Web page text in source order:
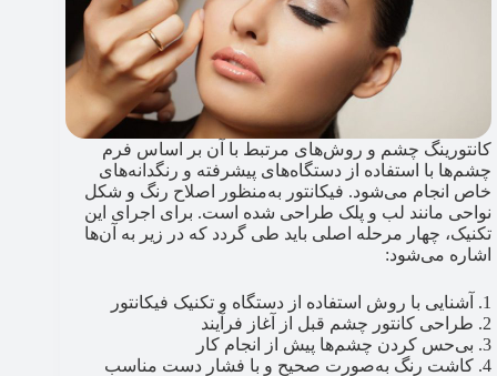
کانتورینگ چشم و روش‌های مرتبط با آن بر اساس فرم
چشم‌ها با استفاده از دستگاه‌های پیشرفته و رنگدانه‌های
خاص انجام می‌شود. فیکانتور به‌منظور اصلاح رنگ و شکل
نواحی مانند لب و پلک طراحی شده است. برای اجرای این
تکنیک، چهار مرحله اصلی باید طی گردد که در زیر به آن‌ها
اشاره می‌شود:
1. آشنایی با روش استفاده از دستگاه و تکنیک فیکانتور
2. طراحی کانتور چشم قبل از آغاز فرآیند
3. بی‌حس کردن چشم‌ها پیش از انجام کار
4. کاشت رنگ به‌صورت صحیح و با فشار دست مناسب